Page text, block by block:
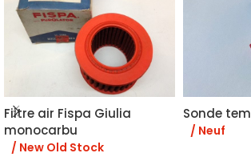
Filtre air Fispa Giulia
monocarbu
/ New Old Stock
Sonde
/ Neuf